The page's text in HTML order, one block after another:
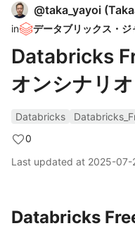
@taka_yayoi (
in
Databricks
オンシナリオ
Databricks
0
Last updated at 2025-07-
Databricks